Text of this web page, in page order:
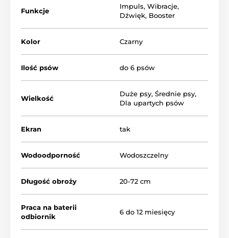
pozwoli również na zabawę w wodzie.
Zasięg 250 m obroży treningowejzapewnia
Funkcje
Impuls, Wibracje,
Dźwięk, Booster
Kolor Czarny
Ilość psów do 6 psów
Wielkość
Duże psy, Średnie psy,
Dla upartych psów
Ekran tak
Wodoodporność Wodoszczelny
Długość obroży 20-72 cm
Praca na baterii
odbiornik
6 do 12 miesięcy